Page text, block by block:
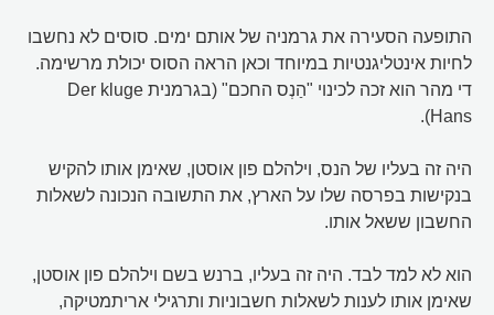
התופעה הסעירה את גרמניה של אותם ימים. סוסים לא נחשבו
לחיות אינטליגנטיות במיוחד וכאן הראה הסוס יכולת מרשימה.
די מהר הוא זכה לכינוי "הַנְס החכם" (בגרמנית Der kluge
Hans).
היה זה בעליו של הנס, וילהלם פון אוסטן, שאימן אותו להקיש
בנקישות בפרסה שלו על הארץ, את התשובה הנכונה לשאלות
החשבון ששאל אותו.
הוא לא למד לבד. היה זה בעליו, ברנש בשם וילהלם פון אוסטן,
שאימן אותו לענות לשאלות חשבוניות ותרגילי אריתמטיקה,